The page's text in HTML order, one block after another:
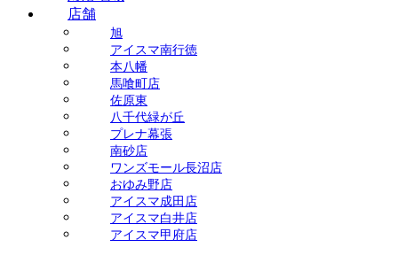
店舗
旭
アイスマ南行徳
本八幡
馬喰町店
佐原東
八千代緑が丘
プレナ幕張
南砂店
ワンズモール長沼店
おゆみ野店
アイスマ成田店
アイスマ白井店
アイスマ甲府店